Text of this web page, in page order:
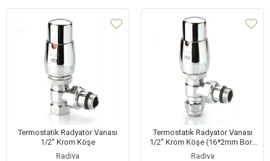
Termostatik Radyatör Vanası
1/2'' Krom Köşe
Radiva
Termostatik Radyatör Vanası
1/2'' Krom Köşe (16*2mm Boru
Bağl.Rakorlu)
Radiva